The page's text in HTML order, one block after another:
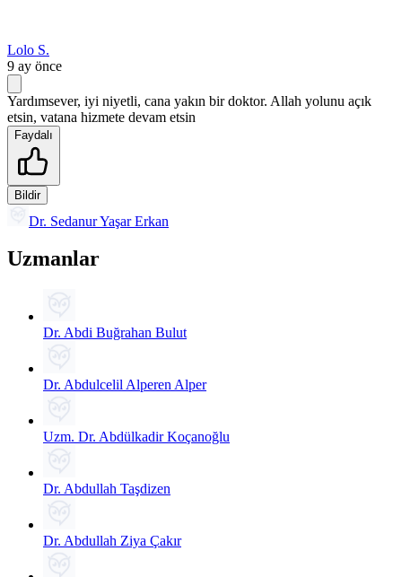
Lolo S.
9 ay önce
Yardımsever, iyi niyetli, cana yakın bir doktor. Allah yolunu açık
etsin, vatana hizmete devam etsin
Faydalı
Bildir
Dr. Sedanur Yaşar Erkan
Uzmanlar
Dr. Abdi Buğrahan Bulut
Dr. Abdulcelil Alperen Alper
Uzm. Dr. Abdülkadir Koçanoğlu
Dr. Abdullah Taşdizen
Dr. Abdullah Ziya Çakır